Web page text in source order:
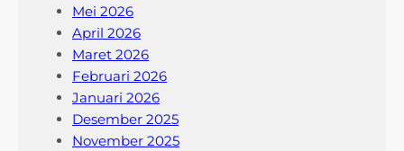
Mei 2026
April 2026
Maret 2026
Februari 2026
Januari 2026
Desember 2025
November 2025